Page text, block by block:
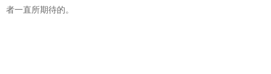
者一直所期待的。